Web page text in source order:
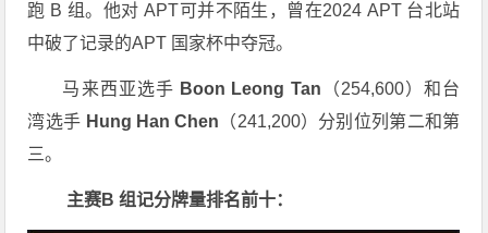
跑 B 组。他对 APT可并不陌生，曾在2024 APT 台北站
中破了记录的APT 国家杯中夺冠。
马来西亚选手 Boon Leong Tan （254,600）和台
湾选手 Hung Han Chen （241,200）分别位列第二和第
三。
主赛B 组记分牌量排名前十：